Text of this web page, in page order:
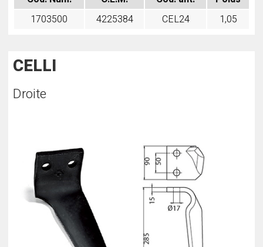
1703500
4225384 CEL24 1,05
CELLI
Droite